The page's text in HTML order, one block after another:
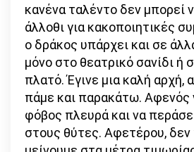
κανένα ταλέντο δεν μπορεί
άλλοθι για κακοποιητικές
ο δράκος υπάρχει και σε
μόνο στο θεατρικό σανίδι ή
πλατό. Έγινε μια καλή αρχή,
πάμε και παρακάτω. Αφενός
φόβος πλευρά και να
στους θύτες. Αφετέρου, δεν